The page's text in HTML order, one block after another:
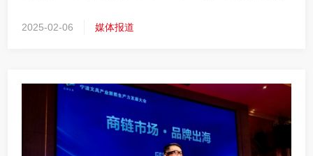
到岗40%左右，在正月十五前将实现全产能复工。
2025-02-06 媒体报道